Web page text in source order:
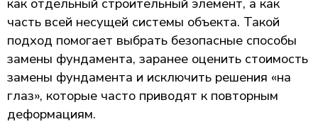
часть всей несущей системы объекта. Такой
подход помогает выбрать безопасные способы
замены фундамента, заранее оценить стоимость
замены фундамента и исключить решения «на
глаз», которые часто приводят к повторным
деформациям.